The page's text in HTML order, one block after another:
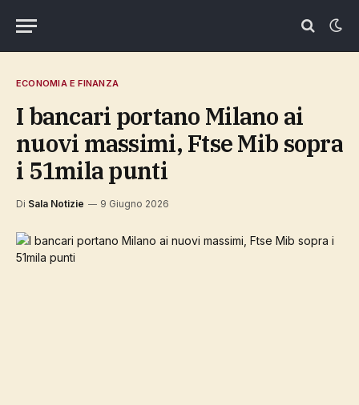
ECONOMIA E FINANZA
I bancari portano Milano ai
nuovi massimi, Ftse Mib sopra
i 51mila punti
Di Sala Notizie 9 Giugno 2026